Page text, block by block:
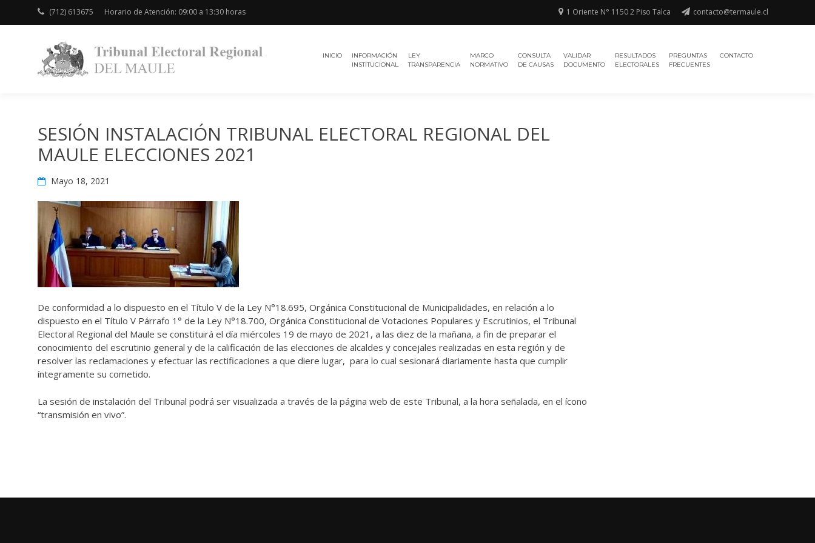
(712) 613675 Horario de Atención: 09:00 a 13:30 horas 1 Oriente N° 1150 2 Piso Talca contacto@termaule.cl
ELECTORAL
INICIO
INFORMACIÓN
INSTITUCIONAL
LEY
TRANSPARENCIA
MARCO
NORMATIVO
CONSULTA
DE CAUSAS
VALIDAR
DOCUMENTO
RESULTADOS
ELECTORALES
PREGUNTAS
FRECUENTES
CONTACTO
SESIÓN INSTALACIÓN TRIBUNAL ELECTORAL REGIONAL DEL
MAULE ELECCIONES 2021
Mayo 18, 2021
De conformidad a lo dispuesto en el Título V de la Ley N°18.695, Orgánica Constitucional de Municipalidades, en relación a lo
dispuesto en el Título V Párrafo 1° de la Ley N°18.700, Orgánica Constitucional de Votaciones Populares y Escrutinios, el Tribunal
Electoral Regional del Maule se constituirá el día miércoles 19 de mayo de 2021, a las diez de la mañana, a fin de preparar el
conocimiento del escrutinio general y de la calificación de las elecciones de alcaldes y concejales realizadas en esta región y de
resolver las reclamaciones y efectuar las rectificaciones a que diere lugar, para lo cual sesionará diariamente hasta que cumplir
íntegramente su cometido.
La sesión de instalación del Tribunal podrá ser visualizada a través de la página web de este Tribunal, a la hora señalada, en el ícono
“transmisión en vivo”.